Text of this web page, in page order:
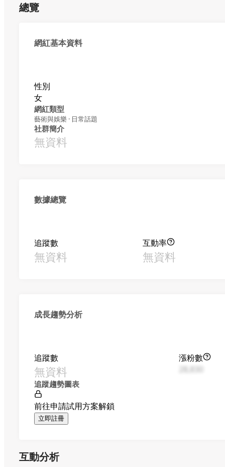
總覽
網紅基本資料
性別
女
網紅類型
藝術與娛樂 · 日常話題
社群簡介
無資料
數據總覽
追蹤數
無資料
互動率
無資料
成長趨勢分析
追蹤數
無資料
漲粉數
追蹤趨勢圖表
前往申請試用方案解鎖
立即註冊
互動分析